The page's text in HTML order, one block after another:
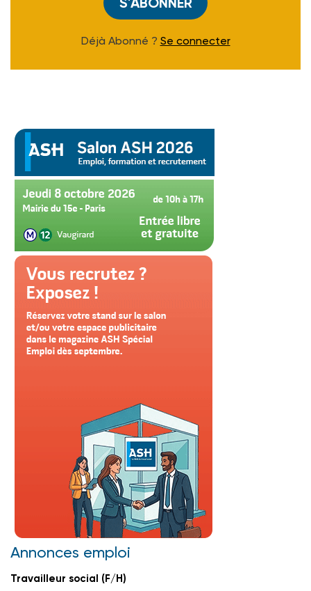
Déjà Abonné ? Se connecter
Annonces emploi
Travailleur social (F/H)